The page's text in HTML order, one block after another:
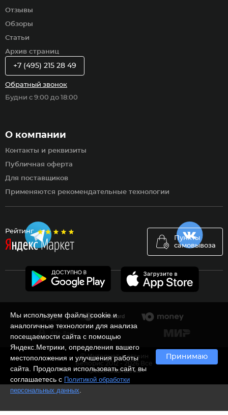
Рейтинг
Пункты
самовывоза
Отзывы
Обзоры
Статьи
Архив страниц
О компании
Контакты и реквизиты
Публичная оферта
Для поставщиков
Применяются рекомендательные технологии
+7 (495) 215 28 49
Обратный звонок
Будни с 9:00 до 18:00
Мы используем файлы cookie и
аналогичные технологии для анализа
посещаемости сайта с помощью
Яндекс.Метрики, определения вашего
местоположения и улучшения работы
сайта. Продолжая использовать сайт, вы
соглашаетесь с Политикой обработки
персональных данных
Принимаю
Ⓒ Интернет-магазин
Белорис 2012 - 2026 Все
права защищены